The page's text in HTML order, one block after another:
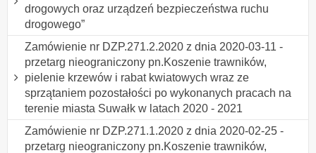
drogowych oraz urządzeń bezpieczeństwa ruchu
drogowego”
Zamówienie nr DZP.271.2.2020 z dnia 2020-03-11 -
przetarg nieograniczony pn.Koszenie trawników,
pielenie krzewów i rabat kwiatowych wraz ze
sprzątaniem pozostałości po wykonanych pracach na
terenie miasta Suwałk w latach 2020 - 2021
Zamówienie nr DZP.271.1.2020 z dnia 2020-02-25 -
przetarg nieograniczony pn.Koszenie trawników,